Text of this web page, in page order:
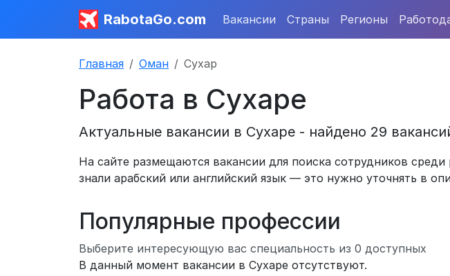
RabotaGo.com Вакансии Страны Регионы
Главная Оман Сухар
Работа в Сухаре
Актуальные вакансии в Сухаре - найдено 29
На сайте размещаются вакансии для поиска сотрудников
знали арабский или английский язык — это нужно уточнять в
Популярные профессии
Выберите интересующую вас специальность из 0 доступных
В данный момент вакансии в Сухаре отсутствуют.